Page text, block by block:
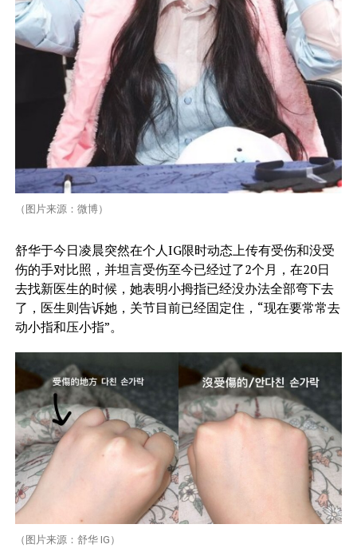
（图片来源：微博）
舒华于今日凌晨突然在个人IG限时动态上传有受伤和没受
伤的手对比照，并坦言受伤至今已经过了2个月，在20日
去找新医生的时候，她表明小拇指已经没办法全部弯下去
了，医生则告诉她，关节目前已经固定住，“现在要常常去
动小指和压小指”。
（图片来源：舒华 IG）